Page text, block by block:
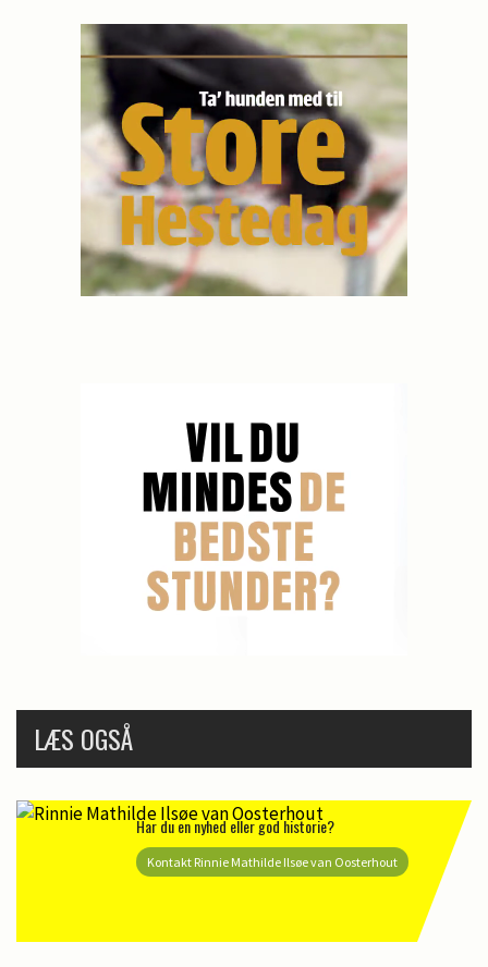
LÆS OGSÅ
Har du en nyhed eller god historie?
Kontakt Rinnie Mathilde Ilsøe van Oosterhout